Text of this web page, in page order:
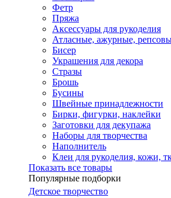
Фетр
Пряжа
Аксессуары для рукоделия
Атласные, ажурные,
Бисер
Украшения для декора
Стразы
Брошь
Бусины
Швейные принадлежности
Бирки, фигурки, наклейки
Заготовки для декупажа
Наборы для творчества
Наполнитель
Клеи для рукоделия, кожи,
Показать все товары
Популярные подборки
Детское творчество